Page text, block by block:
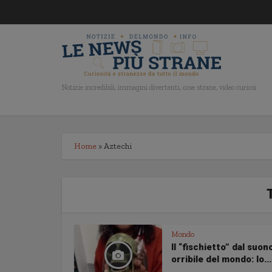
Notizie incredibili, immagini divertenti, cose strane, video curiosi
Home »Aztechi
Mondo
Il “fischietto” dal
orribile del mondo: lo...